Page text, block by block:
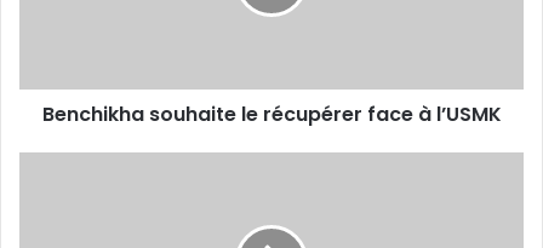
Benchikha souhaite le récupérer face à l’USMK